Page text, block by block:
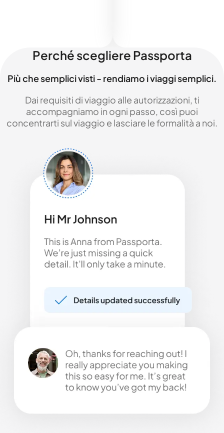
Perché scegliere Passporta
Più che semplici visti - rendiamo i viaggi semplici.
Dai requisiti di viaggio alle autorizzazioni, ti
accompagniamo in ogni passo, così puoi
concentrarti sul viaggio e lasciare le formalità a noi.